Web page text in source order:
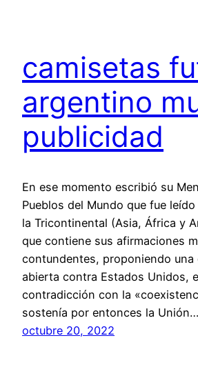
camisetas
argentino
publicidad
En ese momento escribió su
Pueblos del Mundo que fue
la Tricontinental (Asia, África y
que contiene sus afirmaciones
contundentes, proponiendo una
abierta contra Estados Unidos,
contradicción con la
sostenía por entonces la Unión…
octubre 20, 2022